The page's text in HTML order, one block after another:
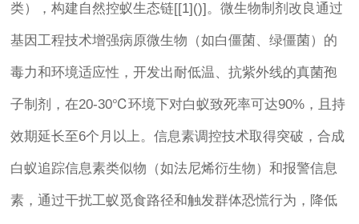
类），构建自然控蚁生态链[[1]()]。微生物制剂改良通过
基因工程技术增强病原微生物（如白僵菌、绿僵菌）的
毒力和环境适应性，开发出耐低温、抗紫外线的真菌孢
子制剂，在20-30℃环境下对白蚁致死率可达90%，且持
效期延长至6个月以上。信息素调控技术取得突破，合成
白蚁追踪信息素类似物（如法尼烯衍生物）和报警信息
素，通过干扰工蚁觅食路径和触发群体恐慌行为，降低